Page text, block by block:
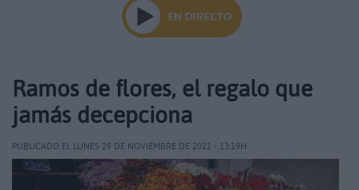
Ramos de flores, el regalo que
jamás decepciona
PUBLICADO EL LUNES 29 DE NOVIEMBRE DE 2021 - 13:19H